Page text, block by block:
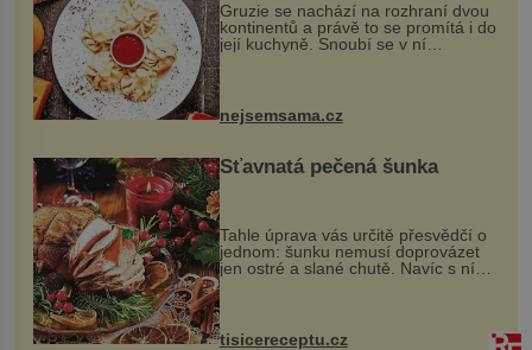
Gruzie se nachází na rozhraní dvou
kontinentů a právě to se promítá i do
její kuchyně. Snoubí se v ní
evropské a asijské chutě a díky tomu
pokrmy, které rozhodně st...
nejsemsama.cz
Šťavnatá pečená šunka
Tahle úprava vás určitě přesvědčí o
jednom: šunku nemusí doprovázet
jen ostré a slané chutě. Navíc s ní
nakrmíte poměrně hodně hladových
krků. Ingredience sádlo 3 kg šunky
vcelku 3 stroužky česneku hl...
tisicereceptu.cz